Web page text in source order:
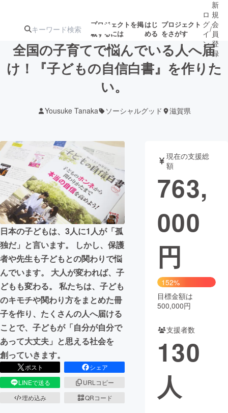
プロジェクトを掲
載するには
はじ
める
プロジェクト
をさがす
注目の新着プロ
テクノロジー・ガジェット
映像・映画 書籍・雑誌
ビジネス・起業 チャレンジ
まちづくり・地域活性化
CAMPFIRE for Social Good
CAMPFIRE Creation
CAMPFIREふるさと納税machi-ya コミュニティ
ロ
グ
イ
ン
/
新
規
会
員
登
録
全国の子育てで悩んでいる人へ届
け！『子どもの自信白書』を作りた
い。
Yousuke Tanaka ソーシャルグッド 滋賀県
日本の子どもは、3人に1人が「孤
独だ」と言います。 しかし、保護
者や先生も子どもとの関わりで悩
んでいます。 大人が変われば、子
どもも変わる。 私たちは、子ども
のキモチや関わり方をまとめた冊
子を作り、たくさんの人へ届ける
ことで、子どもが「自分が自分で
あって大丈夫」と思える社会を
創っていきます。
ポスト
シェア
LINEで送る
URLコピー
埋め込み
QRコード
現在の支援総
額
763,
000
円
152%
目標金額は
500,000円
支援者数
130
人